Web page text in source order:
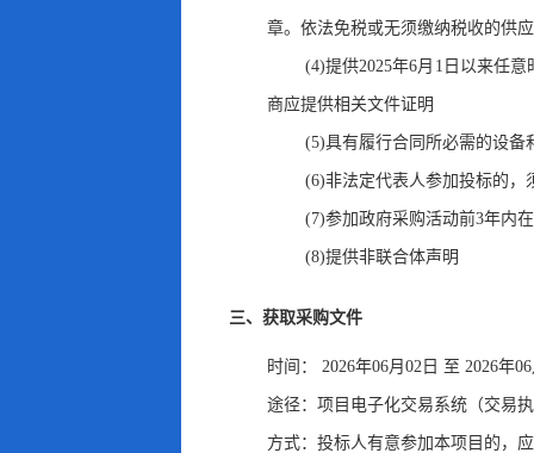
章。依法免税或无须缴纳税收的供
(4)提供2025年6月1日以来任
商应提供相关文件证明
(5)具有履行合同所必需的设备
(6)非法定代表人参加投标的 ，
(7)参加政府采购活动前3年内
(8)提供非联合体声明
三、获取采购文件
时间： 2026年06月02日 至 2026年
途径： 项目电子化交易系统（交易
方式： 投标人有意参加本项目的 ，